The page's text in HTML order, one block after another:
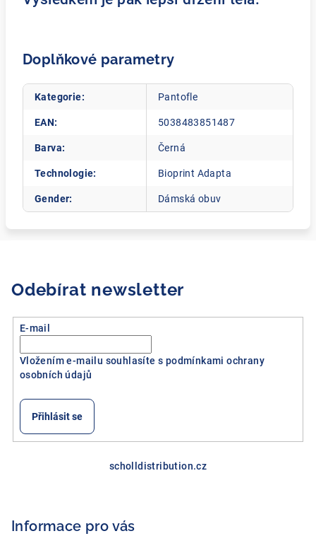
Doplňkové parametry
Kategorie: Pantofle
EAN: 5038483851487
Barva: Černá
Technologie: Bioprint Adapta
Gender: Dámská obuv
Odebírat newsletter
E-mail
Vložením e-mailu souhlasíte s podmínkami ochrany
osobních údajů
Přihlásit se
scholldistribution.cz
Informace pro vás